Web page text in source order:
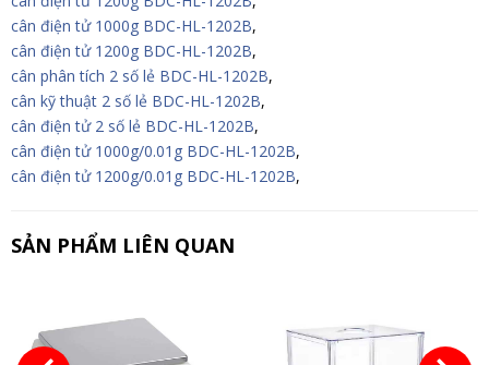
cân điện tử 1000g BDC-HL-1202B,
cân điện tử 1200g BDC-HL-1202B,
cân phân tích 2 số lẻ BDC-HL-1202B,
cân kỹ thuật 2 số lẻ BDC-HL-1202B,
cân điện tử 2 số lẻ BDC-HL-1202B,
cân điện tử 1000g/0.01g BDC-HL-1202B,
cân điện tử 1200g/0.01g BDC-HL-1202B,
SẢN PHẨM LIÊN QUAN